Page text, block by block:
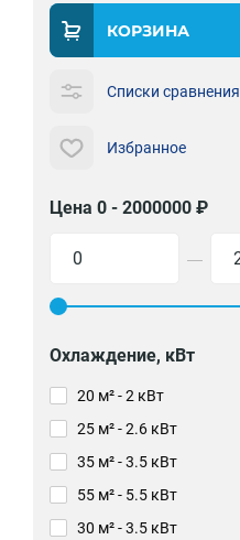
КОРЗИНА
Списки сравнения
Избранное
Цена 0 - 2000000 ₽
—
Охлаждение, кВт
20 м² - 2 кВт
25 м² - 2.6 кВт
35 м² - 3.5 кВт
55 м² - 5.5 кВт
30 м² - 3.5 кВт